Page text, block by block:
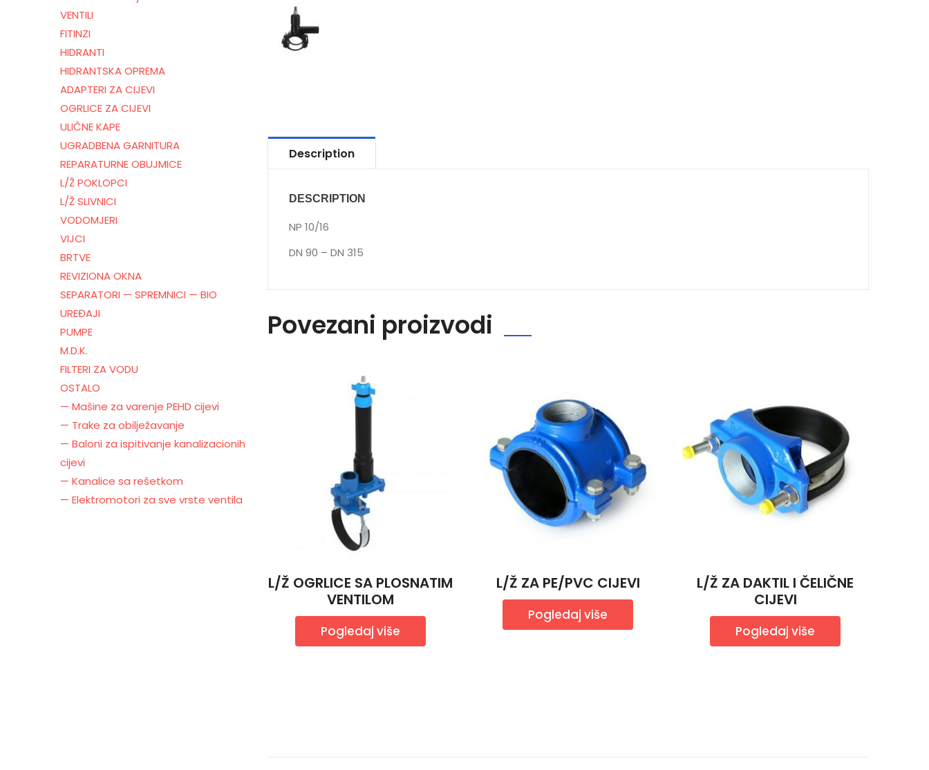
VENTILI
FITINZI
HIDRANTI
HIDRANTSKA OPREMA
ADAPTERI ZA CIJEVI
OGRLICE ZA CIJEVI
ULIČNE KAPE
UGRADBENA GARNITURA
REPARATURNE OBUJMICE
L/Ž POKLOPCI
L/Ž SLIVNICI
VODOMJERI
VIJCI
BRTVE
REVIZIONA OKNA
SEPARATORI — SPREMNICI — BIO
UREĐAJI
PUMPE
M.D.K.
FILTERI ZA VODU
OSTALO
— Mašine za varenje PEHD cijevi
— Trake za obilježavanje
— Baloni za ispitivanje kanalizacionih
cijevi
— Kanalice sa rešetkom
— Elektromotori za sve vrste ventila
Description
DESCRIPTION
NP 10/16
DN 90 – DN 315
Povezani proizvodi
L/Ž OGRLICE SA PLOSNATIM
VENTILOM
Pogledaj više
L/Ž ZA PE/PVC CIJEVI
Pogledaj više
L/Ž ZA DAKTIL I ČELIČNE
CIJEVI
Pogledaj više